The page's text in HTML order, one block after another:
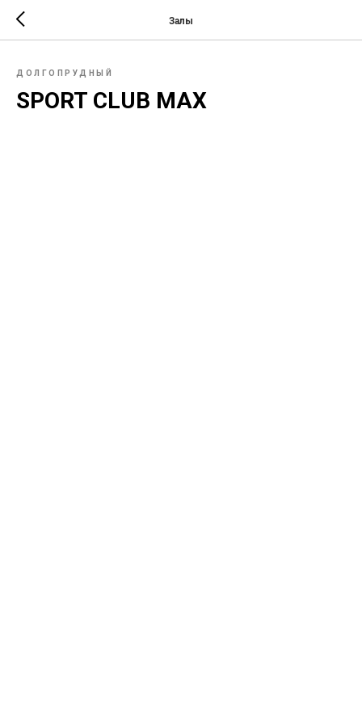
Залы
ДОЛГОПРУДНЫЙ
SPORT CLUB MAX